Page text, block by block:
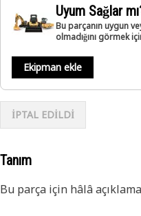
Uyum Sağlar
Bu parçanın uygun
olmadığını görmek
Ekipman ekle
İPTAL EDİLDİ
Tanım
Bu parça için hâlâ